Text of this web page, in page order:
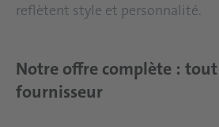
reflètent style et personnalité.
Notre offre complète : tout
fournisseur